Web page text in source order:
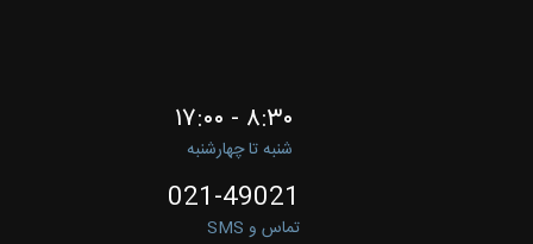
۸:۳۰ - ۱۷:۰۰
شنبه تا چهارشنبه
021-49021
تماس و SMS